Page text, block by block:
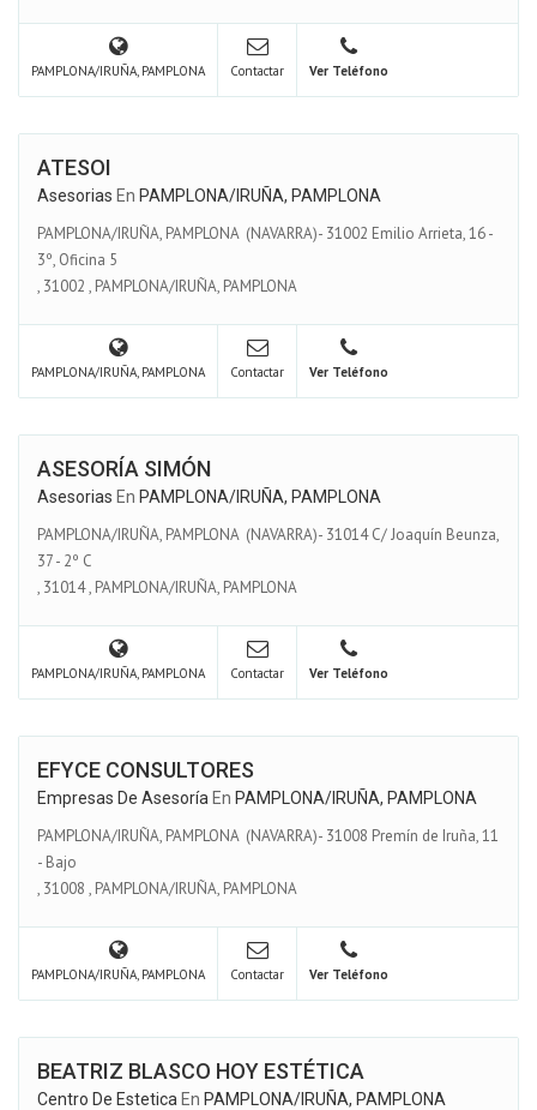
PAMPLONA/IRUÑA, PAMPLONA Contactar Ver Teléfono
ATESOI
Asesorias En PAMPLONA/IRUÑA, PAMPLONA
PAMPLONA/IRUÑA, PAMPLONA (NAVARRA)- 31002 Emilio Arrieta, 16 -
3º, Oficina 5
, 31002 , PAMPLONA/IRUÑA, PAMPLONA
PAMPLONA/IRUÑA, PAMPLONA Contactar Ver Teléfono
ASESORÍA SIMÓN
Asesorias En PAMPLONA/IRUÑA, PAMPLONA
PAMPLONA/IRUÑA, PAMPLONA (NAVARRA)- 31014 C/ Joaquín Beunza,
37 - 2º C
, 31014, PAMPLONA/IRUÑA, PAMPLONA
PAMPLONA/IRUÑA, PAMPLONA Contactar Ver Teléfono
EFYCE CONSULTORES
Empresas De Asesoría En PAMPLONA/IRUÑA, PAMPLONA
PAMPLONA/IRUÑA, PAMPLONA (NAVARRA)- 31008 Premín de Iruña, 11
- Bajo
, 31008 , PAMPLONA/IRUÑA, PAMPLONA
PAMPLONA/IRUÑA, PAMPLONA Contactar Ver Teléfono
BEATRIZ BLASCO HOY ESTÉTICA
Centro De Estetica En PAMPLONA/IRUÑA, PAMPLONA